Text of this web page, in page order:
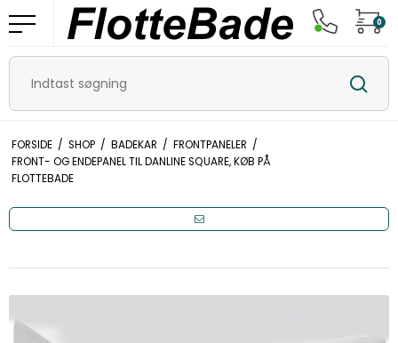
0
FORSIDE / SHOP / BADEKAR / FRONTPANELER /
FRONT- OG ENDEPANEL TIL DANLINE SQUARE, KØB PÅ
FLOTTEBADE